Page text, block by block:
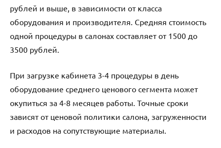
рублей и выше, в зависимости от класса
оборудования и производителя. Средняя стоимость
одной процедуры в салонах составляет от 1500 до
3500 рублей.
При загрузке кабинета 3-4 процедуры в день
оборудование среднего ценового сегмента может
окупиться за 4-8 месяцев работы. Точные сроки
зависят от ценовой политики салона, загруженности
и расходов на сопутствующие материалы.